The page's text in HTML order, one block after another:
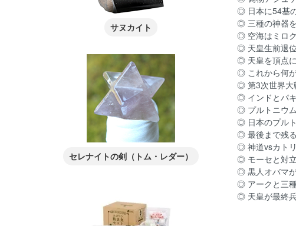
◎ 日本に54基
◎ 三種の神器
◎ 空海はミロ
◎ 天皇生前退
◎ 天皇を頂点
◎ これから何
◎ 第3次世界大
◎ インドとパ
◎ プルトニウ
◎ 日本のプル
◎ 最後まで残
◎ 神道vsカト
◎ モーセと対
◎ 黒人オバマ
◎ アークと三
◎ 天皇が最終
サヌカイト
セレナイトの剣（トム・レダー）